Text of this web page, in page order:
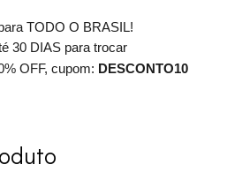
TODO O BRASIL!
30 DIAS para trocar
OFF, cupom: DESCONTO10